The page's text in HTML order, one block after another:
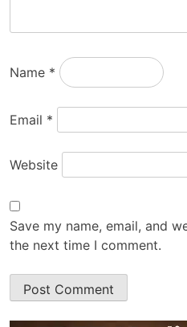
Name *
Email *
Website
Save my name, email, and
the next time I comment.